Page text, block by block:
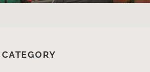
CATEGORY